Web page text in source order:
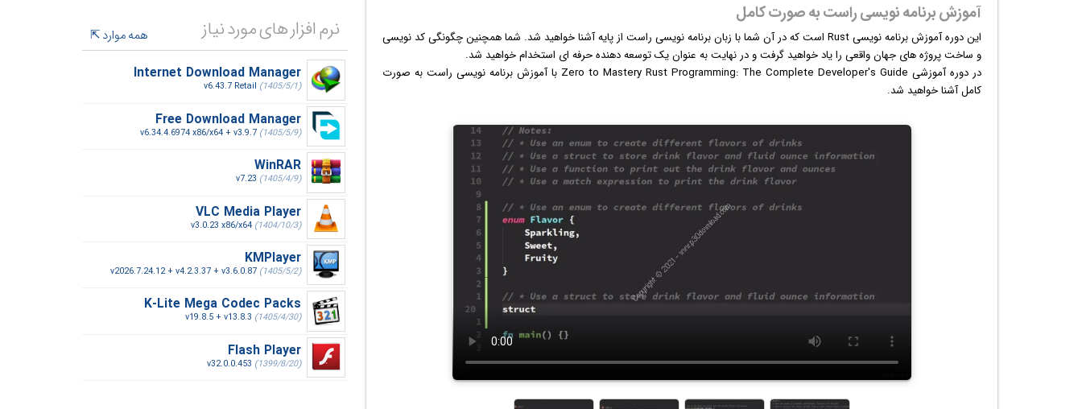
آموزش برنامه نویسی راست به صورت کامل
این دوره آموزش برنامه نویسی Rust است که در آن شما با زبان برنامه نویسی راست از پایه آشنا خواهید شد. شما همچنین چگونگی کد نویسی
و ساخت پروژه های جهان واقعی را یاد خواهید گرفت و در نهایت به عنوان یک توسعه دهنده حرفه ای استخدام خواهید شد.
در دوره آموزشی Zero to Mastery Rust Programming: The Complete Developer's Guide با آموزش برنامه نویسی راست به صورت
کامل آشنا خواهید شد.
نرم افزار های مورد نیاز
همه موارد
Internet Download Manager
v6.43.7 Retail (1405/5/1)
Free Download Manager
v6.34.4.6974 x86/x64 + v3.9.7 (1405/5/9)
WinRAR
v7.23 (1405/4/9)
VLC Media Player
v3.0.23 x86/x64 (1404/10/3)
KMPlayer
v2026.7.24.12 + v4.2.3.37 + v3.6.0.87 (1405/5/2)
K-Lite Mega Codec Packs
v19.8.5 + v13.8.3 (1405/4/30)
Flash Player
v32.0.0.453 (1399/8/20)